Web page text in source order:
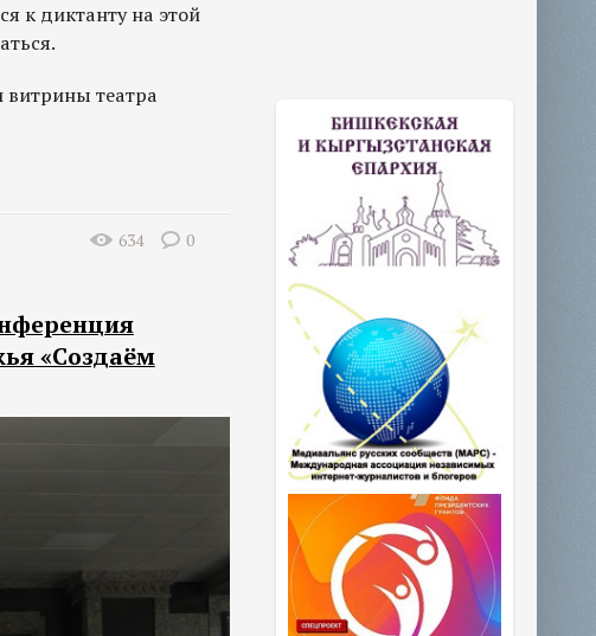
к диктанту на этой
театра
634 0
«Создаём